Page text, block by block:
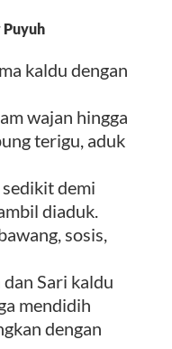
kaldu dengan
wajan hingga
terigu, aduk
demi
diaduk.
sosis,
Sari kaldu
mendidih
dengan